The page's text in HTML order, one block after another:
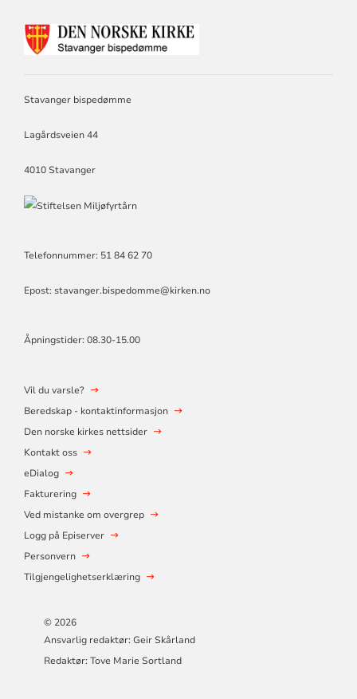
Stavanger bispedømme
Lagårdsveien 44
4010 Stavanger
Telefonnummer: 51 84 62 70
Epost: stavanger.bispedomme@kirken.no
Åpningstider: 08.30-15.00
Vil du varsle?
Beredskap - kontaktinformasjon
Den norske kirkes nettsider
Kontakt oss
eDialog
Fakturering
Ved mistanke om overgrep
Logg på Episerver
Personvern
Tilgjengelighetserklæring
© 2026
Ansvarlig redaktør: Geir Skårland
Redaktør: Tove Marie Sortland